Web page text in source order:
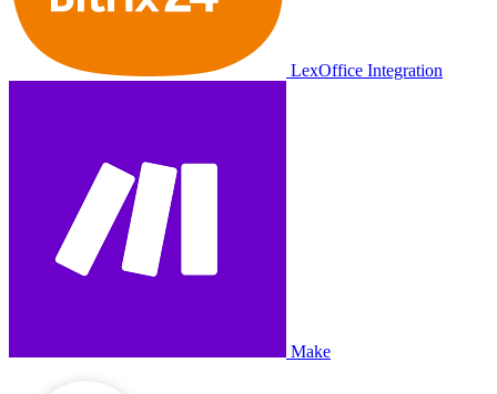
LexOffice Integration
Make